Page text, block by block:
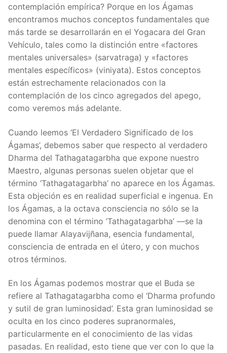
contemplación empírica? Porque en los Ágamas
encontramos muchos conceptos fundamentales que
más tarde se desarrollarán en el Yogacara del Gran
Vehículo, tales como la distinción entre «factores
mentales universales» (sarvatraga) y «factores
mentales específicos» (viniyata). Estos conceptos
están estrechamente relacionados con la
contemplación de los cinco agregados del apego,
como veremos más adelante.
Cuando leemos ‘El Verdadero Significado de los
Ágamas’, debemos saber que respecto al verdadero
Dharma del Tathagatagarbha que expone nuestro
Maestro, algunas personas suelen objetar que el
término ‘Tathagatagarbha’ no aparece en los Ágamas.
Esta objeción es en realidad superficial e ingenua. En
los Ágamas, a la octava consciencia no sólo se la
denomina con el término ‘Tathagatagarbha’ —se la
puede llamar Alayavijñana, esencia fundamental,
consciencia de entrada en el útero, y con muchos
otros términos.
En los Ágamas podemos mostrar que el Buda se
refiere al Tathagatagarbha como el ‘Dharma profundo
y sutil de gran luminosidad’. Esta gran luminosidad se
oculta en los cinco poderes supranormales,
particularmente en el conocimiento de las vidas
pasadas. En realidad, esto tiene que ver con lo que la